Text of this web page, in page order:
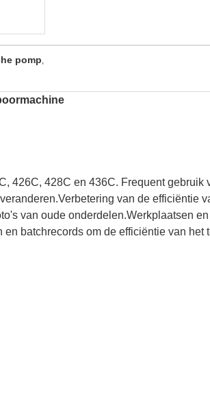
pomp,
426C, 428C en 436C. Frequent gebruik
van de efficiëntie
van oude onderdelen.Werkplaatsen en
batchrecords om de efficiëntie van het